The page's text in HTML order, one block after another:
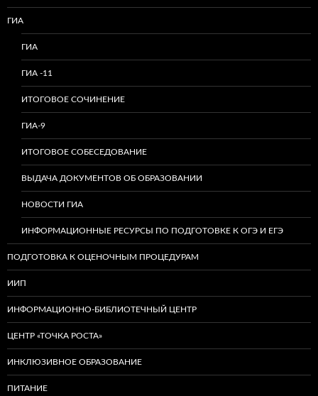
ГИА
ГИА
ГИА -11
ИТОГОВОЕ СОЧИНЕНИЕ
ГИА-9
ИТОГОВОЕ СОБЕСЕДОВАНИЕ
ВЫДАЧА ДОКУМЕНТОВ ОБ ОБРАЗОВАНИИ
НОВОСТИ ГИА
ИНФОРМАЦИОННЫЕ РЕСУРСЫ ПО ПОДГОТОВКЕ К ОГЭ И ЕГЭ
ПОДГОТОВКА К ОЦЕНОЧНЫМ ПРОЦЕДУРАМ
ИИП
ИНФОРМАЦИОННО-БИБЛИОТЕЧНЫЙ ЦЕНТР
ЦЕНТР «ТОЧКА РОСТА»
ИНКЛЮЗИВНОЕ ОБРАЗОВАНИЕ
ПИТАНИЕ